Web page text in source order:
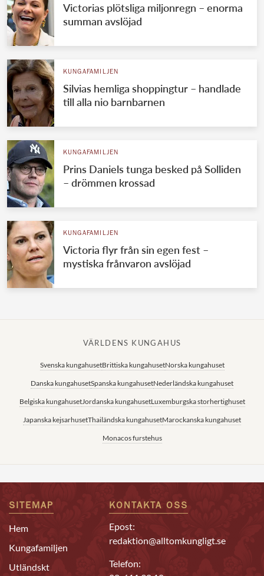
Victorias plötsliga miljonregn – enorma
summan avslöjad
KUNGAFAMILJEN
Silvias hemliga shoppingtur – handlade
till alla nio barnbarnen
KUNGAFAMILJEN
Prins Daniels tunga besked på Solliden
– drömmen krossad
KUNGAFAMILJEN
Victoria flyr från sin egen fest –
mystiska frånvaron avslöjad
VÄRLDENS KUNGAHUS
Svenska kungahusetBrittiska kungahusetNorska kungahuset
Danska kungahusetSpanska kungahusetNederländska kungahuset
Belgiska kungahusetJordanska kungahusetLuxemburgska storhertighuset
Japanska kejsarhusetThailändska kungahusetMarockanska kungahuset
Monacos furstehus
SITEMAP
Hem
Kungafamiljen
Utländskt
KONTAKTA OSS
Epost:
redaktion@alltomkungligt.se
Telefon: